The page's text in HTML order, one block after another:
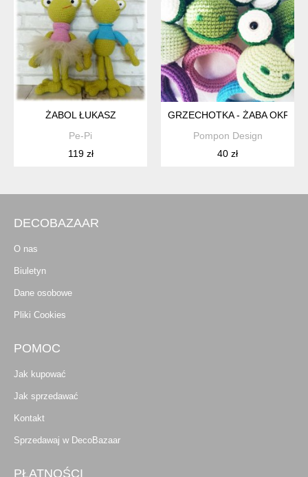
ŻABOL ŁUKASZ
Pe-Pi
119 zł
GRZECHOTKA - ŻABA
Pompon Design
40 zł
DECOBAZAAR
O nas
Biuletyn
Dane osobowe
Pliki Cookies
POMOC
Jak kupować
Jak sprzedawać
Kontakt
Sprzedawaj w DecoBazaar
PŁATNOŚCI